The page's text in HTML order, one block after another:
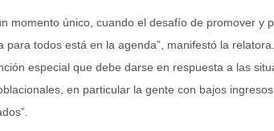
momento único, cuando el desafío de promover y
todos está en la agenda”, manifestó la
especial que debe darse en respuesta a las
en particular la gente con bajos